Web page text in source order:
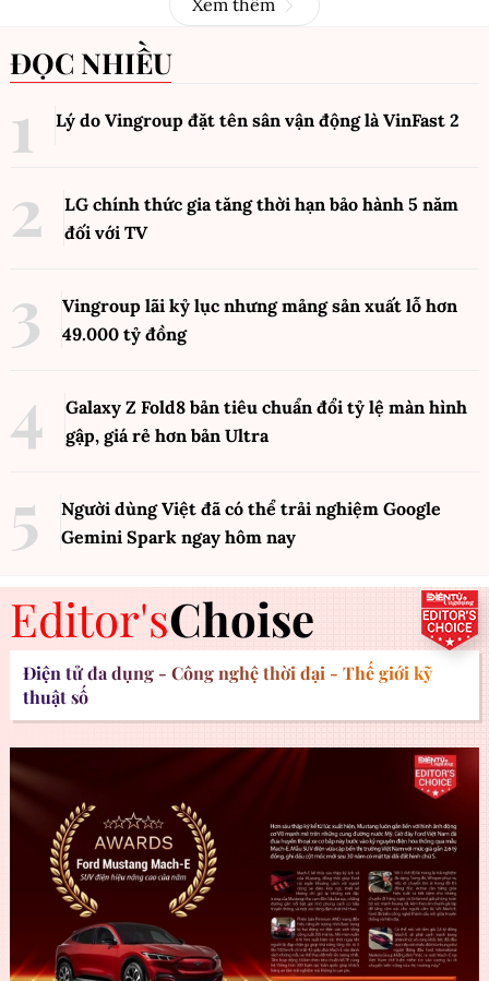
Xem thêm
ĐỌC NHIỀU
Lý do Vingroup đặt tên sân vận động là VinFast 2
LG chính thức gia tăng thời hạn bảo hành 5 năm
đối với TV
Vingroup lãi kỷ lục nhưng mảng sản xuất lỗ hơn
49.000 tỷ đồng
Galaxy Z Fold8 bản tiêu chuẩn đổi tỷ lệ màn hình
gập, giá rẻ hơn bản Ultra
Người dùng Việt đã có thể trải nghiệm Google
Gemini Spark ngay hôm nay
Editor'sChoise
Điện tử đa dụng - Công nghệ thời đại - Thế giới kỹ
thuật số